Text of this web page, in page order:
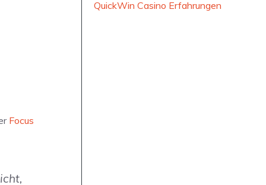
Focus
QuickWin Casino Erfahrungen